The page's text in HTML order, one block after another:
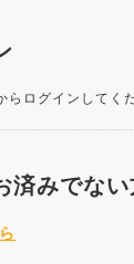
ログインしてく
済みでない